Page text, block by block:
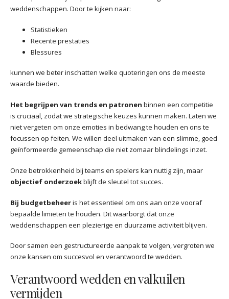
weddenschappen. Door te kijken naar:
Statistieken
Recente prestaties
Blessures
kunnen we beter inschatten welke quoteringen ons de meeste
waarde bieden.
Het begrijpen van trends en patronen binnen een competitie
is cruciaal, zodat we strategische keuzes kunnen maken. Laten we
niet vergeten om onze emoties in bedwang te houden en ons te
focussen op feiten. We willen deel uitmaken van een slimme, goed
geïnformeerde gemeenschap die niet zomaar blindelings inzet.
Onze betrokkenheid bij teams en spelers kan nuttig zijn, maar
objectief onderzoekblijft de sleutel tot succes.
Bij budgetbeheeris het essentieel om ons aan onze vooraf
bepaalde limieten te houden. Dit waarborgt dat onze
weddenschappen een plezierige en duurzame activiteit blijven.
Door samen een gestructureerde aanpak te volgen, vergroten we
onze kansen om succesvol en verantwoord te wedden.
Verantwoord wedden en valkuilen
vermijden